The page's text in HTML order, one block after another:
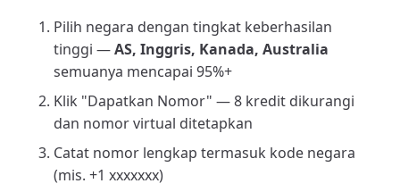
Pilih negara dengan tingkat keberhasilan
tinggi —AS, Inggris, Kanada, Australia
semuanya mencapai 95%+
Klik "Dapatkan Nomor" — 8 kredit dikurangi
dan nomor virtual ditetapkan
Catat nomor lengkap termasuk kode negara
(mis. +1 xxxxxxx)